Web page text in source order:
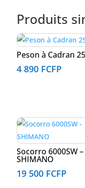
Produits
Peson à Cadran
4 890 FCFP
Socorro 6000SW –
SHIMANO
19 500 FCFP